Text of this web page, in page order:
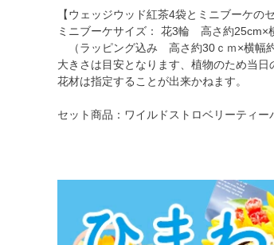
【ウェッジウッド紅茶4袋とミニブーケのセ
ミニブーケサイズ： 花3輪 高さ約25cm×
（ラッピング込み 高さ約30ｃｍ×横幅約
大きさは目安となります、植物のため当日
花材は指定することが出来かねます。
セット商品：ワイルドストロベリーティー